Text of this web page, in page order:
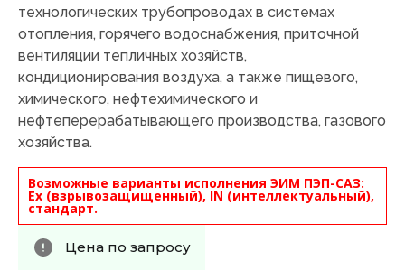
технологических трубопроводах в системах
отопления, горячего водоснабжения, приточной
вентиляции тепличных хозяйств,
кондиционирования воздуха, а также пищевого,
химического, нефтехимического и
нефтеперерабатывающего производства, газового
хозяйства.
Возможные варианты исполнения ЭИМ ПЭП-САЗ:
Ex (взрывозащищенный), IN (интеллектуальный),
стандарт.
Цена по запросу